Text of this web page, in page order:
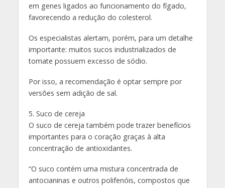
em genes ligados ao funcionamento do fígado,
favorecendo a redução do colesterol.
Os especialistas alertam, porém, para um detalhe
importante: muitos sucos industrializados de
tomate possuem excesso de sódio.
Por isso, a recomendação é optar sempre por
versões sem adição de sal.
5. Suco de cereja
O suco de cereja também pode trazer benefícios
importantes para o coração graças à alta
concentração de antioxidantes.
“O suco contém uma mistura concentrada de
antocianinas e outros polifenóis, compostos que